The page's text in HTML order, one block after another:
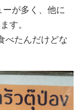
ーが多く、他に
す。
べたんだけどな